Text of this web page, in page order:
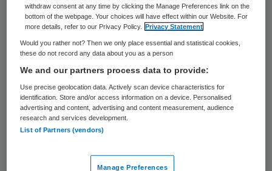
bedoeling dat dit ook daadwerkelijk twee
personen worden, vindt beroepsorganisatie
V&VN.
Zorgvisie meldt op 22 augustus dat
aan de bel trekt. De financiering van
wijkverpleging bestaat uit twee delen.
Verzekeraars vergoeden met S1 de
wijkteams en overleg met de gemeente.
withdraw consent at any time by clicking the Manage Preferences link on the
bottom of the webpage. Your choices will have effect within our Website. For
more details, refer to our Privacy Policy.
Privacy Statement
Would you rather not? Then we only place essential and statistical cookies,
these do not record any data about you as a person
We and our partners process data to provide:
Use precise geolocation data. Actively scan device characteristics for
identification. Store and/or access information on a device. Personalised
advertising and content, advertising and content measurement, audience
research and services development.
List of Partners (vendors)
Manage Preferences